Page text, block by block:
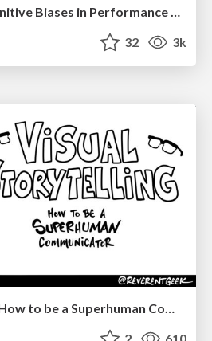
32 3k
Visual Storytelling: How to be a Superhuman Communicator